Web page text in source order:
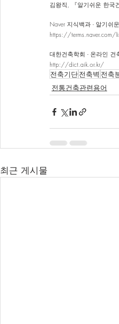
김왕직, 『알기쉬운 한
Naver 지식백과 - 알기쉬
https://terms.naver.com/
대한건축학회 - 온라인 건
http://dict.aik.or.kr/
전축기단전축벽 전축
전통건축관련용어
최근 게시물